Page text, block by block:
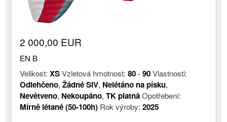
2 000,00 EUR
EN B
Velikost:XSVzletová hmotnost:80-90Vlastnosti:
Odlehčeno,Žádné SIV, Nelétáno na písku,
Nevětveno, Nekoupáno,TK platnáOpotřebení:
Mírně létané (50-100h) Rok výroby:2025